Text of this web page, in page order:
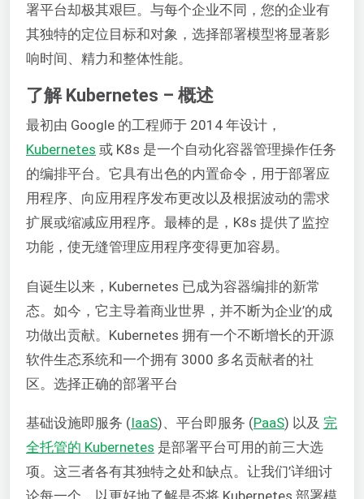
署平台却极其艰巨。与每个企业不同，您的企业有
其独特的定位目标和对象，选择部署模型将显著影
响时间、精力和整体性能。
了解 Kubernetes – 概述
最初由 Google 的工程师于 2014 年设计，
Kubernetes 或 K8s 是一个自动化容器管理操作任务
的编排平台。它具有出色的内置命令，用于部署应
用程序、向应用程序发布更改以及根据波动的需求
扩展或缩减应用程序。最棒的是，K8s 提供了监控
功能，使无缝管理应用程序变得更加容易。
自诞生以来，Kubernetes 已成为容器编排的新常
态。如今，它主导着商业世界，并不断为企业’的成
功做出贡献。Kubernetes 拥有一个不断增长的开源
软件生态系统和一个拥有 3000 多名贡献者的社
区。选择正确的部署平台
基础设施即服务 (IaaS)、平台即服务 (PaaS) 以及 完
全托管的 Kubernetes 是部署平台可用的前三大选
项。这三者各有其独特之处和缺点。让我们’详细讨